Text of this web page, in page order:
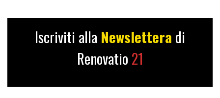
Iscriviti alla Newslettera di
Renovatio 21